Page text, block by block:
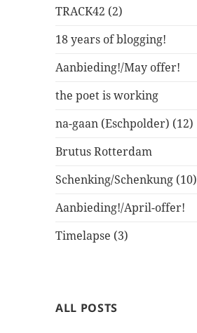
TRACK42 (2)
18 years of blogging!
Aanbieding!/May offer!
the poet is working
na-gaan (Eschpolder) (12)
Brutus Rotterdam
Schenking/Schenkung (10)
Aanbieding!/April-offer!
Timelapse (3)
ALL POSTS